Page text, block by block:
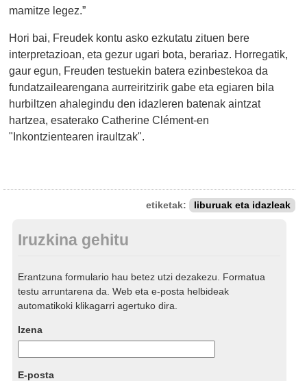
mamitze legez.”
Hori bai, Freudek kontu asko ezkutatu zituen bere
interpretazioan, eta gezur ugari bota, berariaz. Horregatik,
gaur egun, Freuden testuekin batera ezinbestekoa da
fundatzailearengana aurreiritzirik gabe eta egiaren bila
hurbiltzen ahalegindu den idazleren batenak aintzat
hartzea, esaterako Catherine Clément-en
"Inkontzientearen iraultzak".
etiketak: liburuak eta idazleak
Iruzkina gehitu
Erantzuna formulario hau betez utzi dezakezu. Formatua
testu arruntarena da. Web eta e-posta helbideak
automatikoki klikagarri agertuko dira.
Izena
E-posta